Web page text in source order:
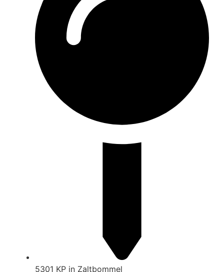
5301 KP in Zaltbommel